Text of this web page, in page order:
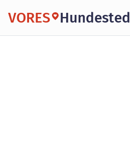
VORES Hundested